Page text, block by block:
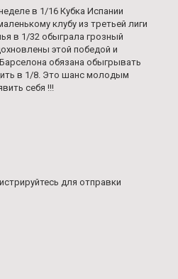
в 1/16 Кубка Испании
клубу из третьей лиги
в 1/32 обыграла грозный
этой победой и
обязана обыгрывать
в 1/8. Это шанс молодым
себя !!!
для отправки